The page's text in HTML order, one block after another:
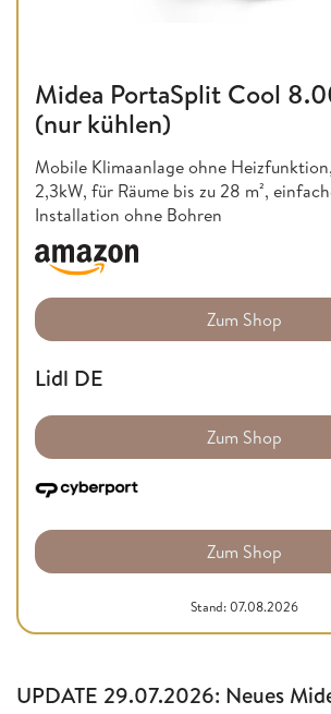
Midea PortaSplit Cool
(nur kühlen)
Mobile Klimaanlage ohne Heizfunktion,
2,3kW, für Räume bis zu 28 m²,
Installation ohne Bohren
Zum Shop
Lidl DE
Zum Shop
Zum Shop
Stand: 07.08.2026
UPDATE 29.07.2026: Neues